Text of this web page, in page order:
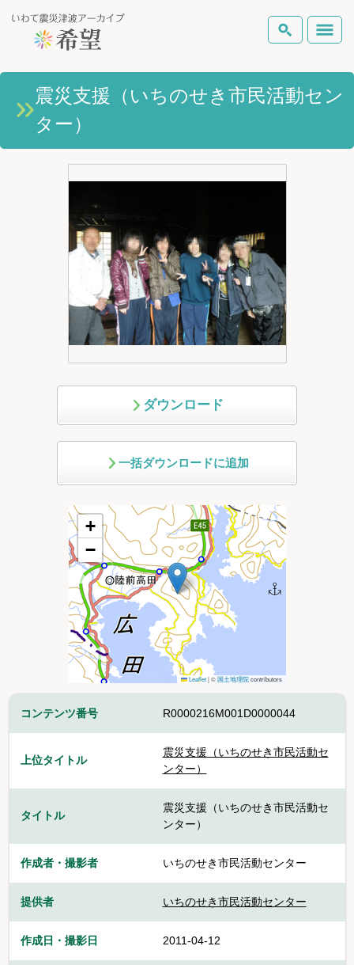
いわて震災津波アーカイブとは
岩手県の被害状況
ピックアップコンテンツ
Foreign Laguage
検索
震災支援（いちのせき市民活動セン
ター）
ダウンロード
一括ダウンロードに追加
+
−
Leaflet |©国土地理院contributors
コンテンツ番号 R0000216M001D0000044
上位タイトル
震災支援（いちのせき市民活動セ
ンター）
タイトル
震災支援（いちのせき市民活動セ
ンター）
作成者・撮影者 いちのせき市民活動センター
提供者 いちのせき市民活動センター
作成日・撮影日 2011-04-12